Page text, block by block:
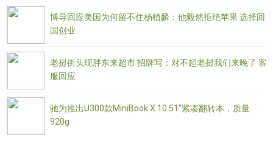
博导回应美国为何留不住杨植麟：他毅然拒绝苹果 选择回
国创业
老挝街头现胖东来超市 招牌写：对不起老挝我们来晚了 客
服回应
驰为推出U300款MiniBook X 10.51"紧凑翻转本，质量
920g